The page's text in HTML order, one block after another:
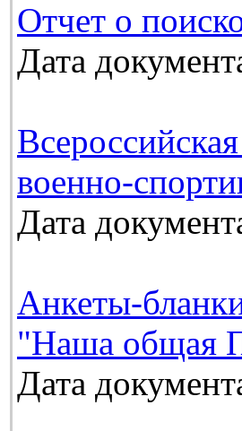
Отчет о
Дата
военно-
Дата
Анкеты-
"Наша общая
Дата